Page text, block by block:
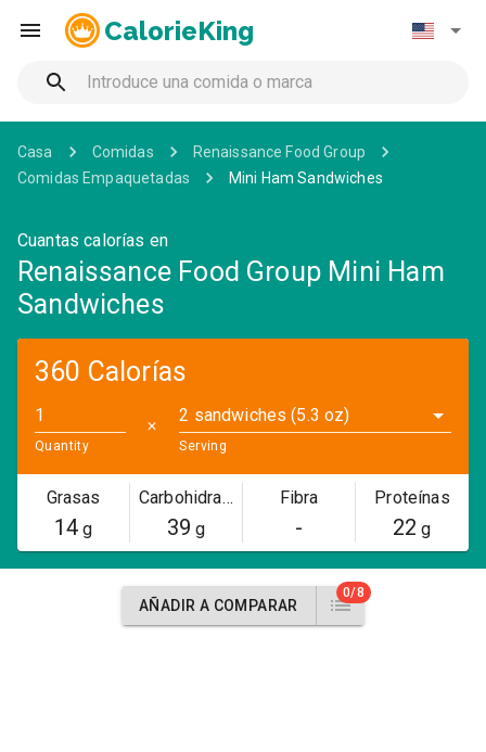
CalorieKing
Casa Comidas
Renaissance Food Group
Comidas Empaquetadas
Mini Ham Sandwiches
Cuantas calorías en
Renaissance Food Group Mini Ham
Sandwiches
360 Calorías
Quantity
✕
2 sandwiches (5.3 oz)
Serving
Grasas
14g
Carbohidratos
39 g
Fibra
-
Proteínas
22 g
AÑADIR A COMPARAR
0/8